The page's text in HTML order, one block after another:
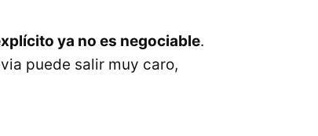
ya no es negociable.
puede salir muy caro,